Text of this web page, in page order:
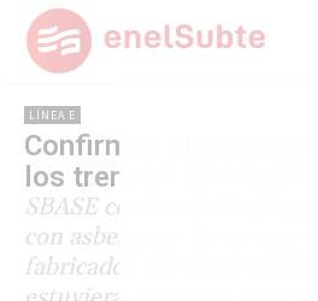
LÍNEA E
Confirman el
los trenes Fiat
SBASE confirmó el
con asbesto en los trenes
fabricados con